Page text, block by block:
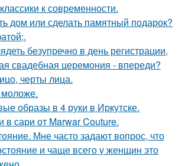
к современности.
дом или сделать памятный подарок?
безупречно в день регистрации,
свадебная церемония - впереди?
черты лица.
моложе.
образы в 4 руки в Иркутске.
в сари от Marwar Couture.
Мне часто задают вопрос, что
и чаще всего у женщин это